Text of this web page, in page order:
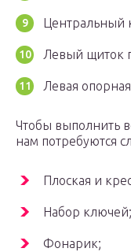
Центральный
Левый щиток
Левая
Чтобы выполнить
нам потребуются
Плоская и
Набор ключей;
Фонарик;